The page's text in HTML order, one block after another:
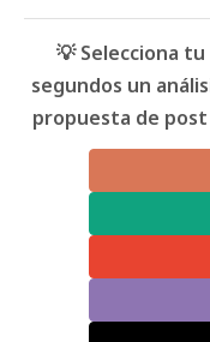
💡 Selecciona
segundos un
propuesta de